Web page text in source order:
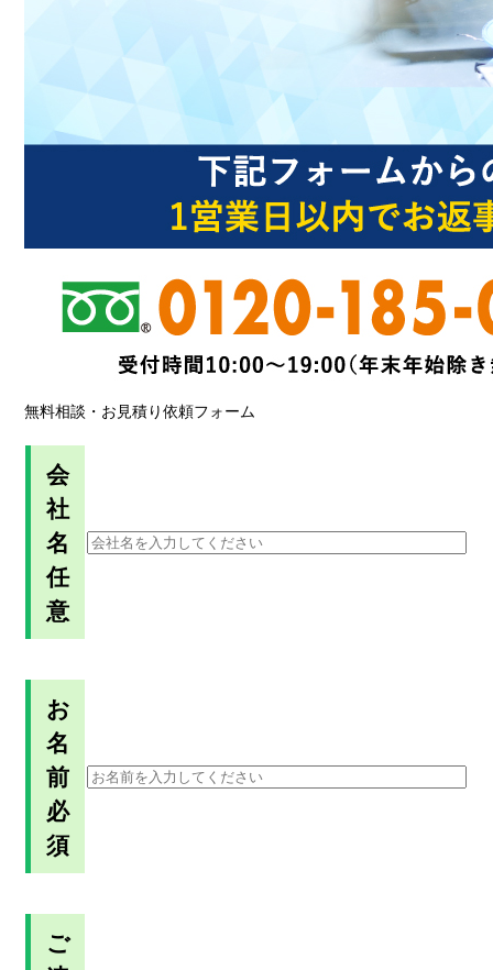
無料相談・お見積り依頼フォーム
会
社
名
任
意
お
名
前
必
須
ご